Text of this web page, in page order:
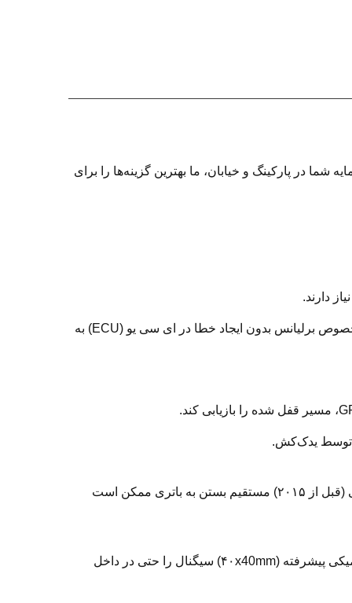
در پارکینگ و خیابان، ما بهترین گزینه‌ها را برای
ردیاب سینووال پلاس با قطع خودکار جریان برق از خالی شدن باتری ماشین جلوگیری میکند و با قابلیت نصب روی ایزولیتور مخصوص برلیانس بدون ایجاد خطا در ای سی یو (ECU) به
توصیه می‌شود ردیاب به جای مسیر مستقیم باتری، به مسیر شارژر فندکی یا برق ضبط متصل شود، زیرا در برلیانس‌های قدیمی (قبل از ۲۰۱۵) مستقیم بستن به باتری ممکن است
اکثر صاحبان برلیانس از ضعف آنتن مرکزی GPS فابریک در آپارتمان‌های جنوبی شهر شکایت دارند. یک ردیاب مجزا با آنتن سرامیکی پیشرفته (۴۰x40mm) سیگنال را حتی در داخل